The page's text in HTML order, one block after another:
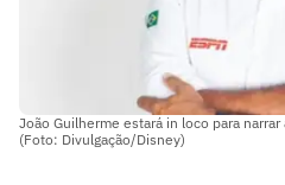
João Guilherme estará in loco para
(Foto: Divulgação/Disney)